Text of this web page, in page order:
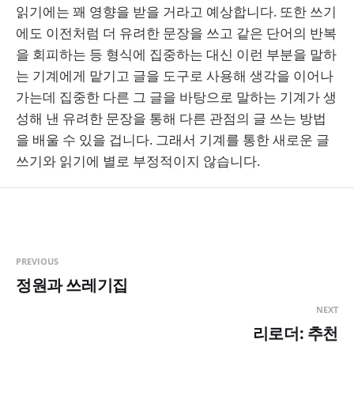
읽기에는 꽤 영향을 받을 거라고 예상합니다. 또한 쓰기
에도 이전처럼 더 유려한 문장을 쓰고 같은 단어의 반복
을 회피하는 등 형식에 집중하는 대신 이런 부분을 말하
는 기계에게 맡기고 글을 도구로 사용해 생각을 이어나
가는데 집중한 다른 그 글을 바탕으로 말하는 기계가 생
성해 낸 유려한 문장을 통해 다른 관점의 글 쓰는 방법
을 배울 수 있을 겁니다. 그래서 기계를 통한 새로운 글
쓰기와 읽기에 별로 부정적이지 않습니다.
PREVIOUS
정원과 쓰레기집
NEXT
리로더: 추천